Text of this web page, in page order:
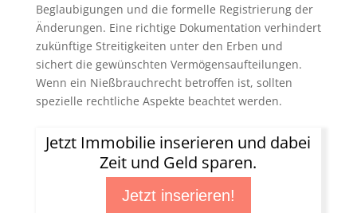
Beglaubigungen und die formelle Registrierung der
Änderungen. Eine richtige Dokumentation verhindert
zukünftige Streitigkeiten unter den Erben und
sichert die gewünschten Vermögensaufteilungen.
Wenn ein Nießbrauchrecht betroffen ist, sollten
spezielle rechtliche Aspekte beachtet werden.
Jetzt Immobilie inserieren und dabei
Zeit und Geld sparen.
Jetzt inserieren!